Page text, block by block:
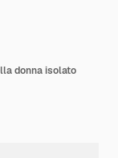
donna isolato